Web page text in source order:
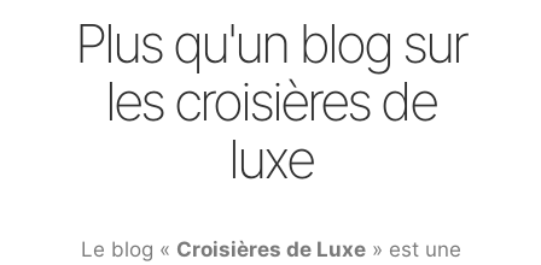
Plus qu'un blog sur
les croisières de
luxe
Le blog « Croisières de Luxe» est une